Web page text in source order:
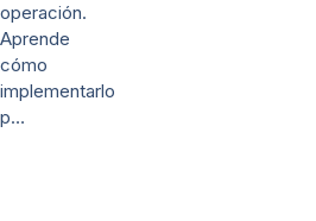
operación.
Aprende
cómo
implementarlo
p…